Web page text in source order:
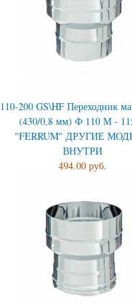
110-200 GS\HF Переходник
(430/0,8 мм) Ф 110 М -
"FERRUM" ДРУГИЕ
ВНУТРИ
494.00 руб.